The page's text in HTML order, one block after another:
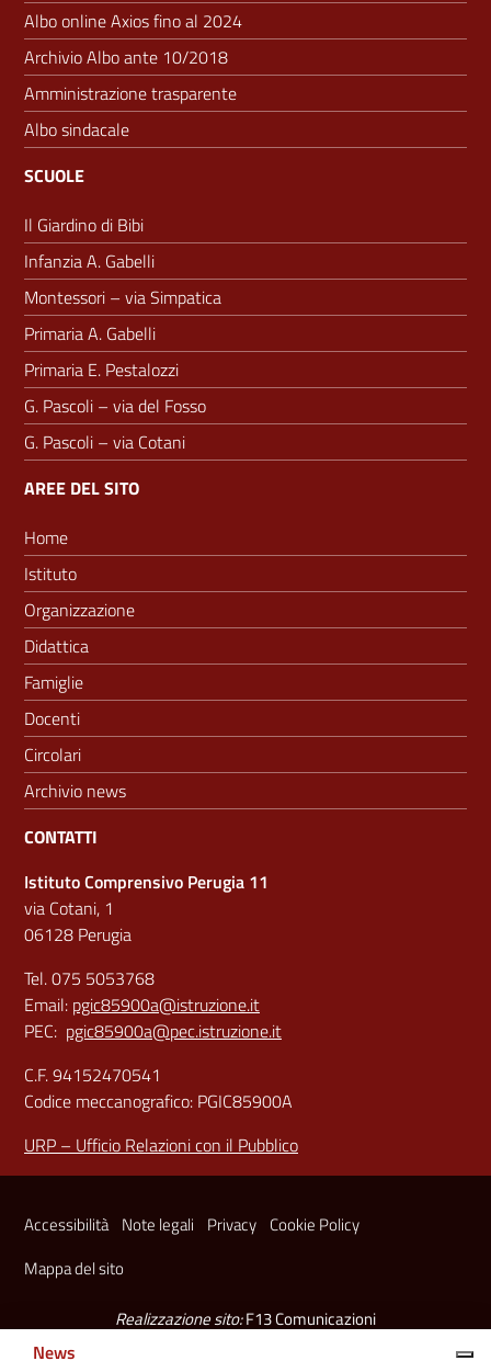
News
Albo online Axios fino al 2024
Archivio Albo ante 10/2018
Amministrazione trasparente
Albo sindacale
SCUOLE
Il Giardino di Bibi
Infanzia A. Gabelli
Montessori – via Simpatica
Primaria A. Gabelli
Primaria E. Pestalozzi
G. Pascoli – via del Fosso
G. Pascoli – via Cotani
AREE DEL SITO
Home
Istituto
Organizzazione
Didattica
Famiglie
Docenti
Circolari
Archivio news
CONTATTI
Istituto Comprensivo Perugia 11
via Cotani, 1
06128 Perugia
Tel. 075 5053768
Email: pgic85900a@istruzione.it
PEC: pgic85900a@pec.istruzione.it
C.F. 94152470541
Codice meccanografico: PGIC85900A
URP – Ufficio Relazioni con il Pubblico
Accessibilità Note legali Privacy Cookie Policy
Mappa del sito
Realizzazione sito:F13 Comunicazioni